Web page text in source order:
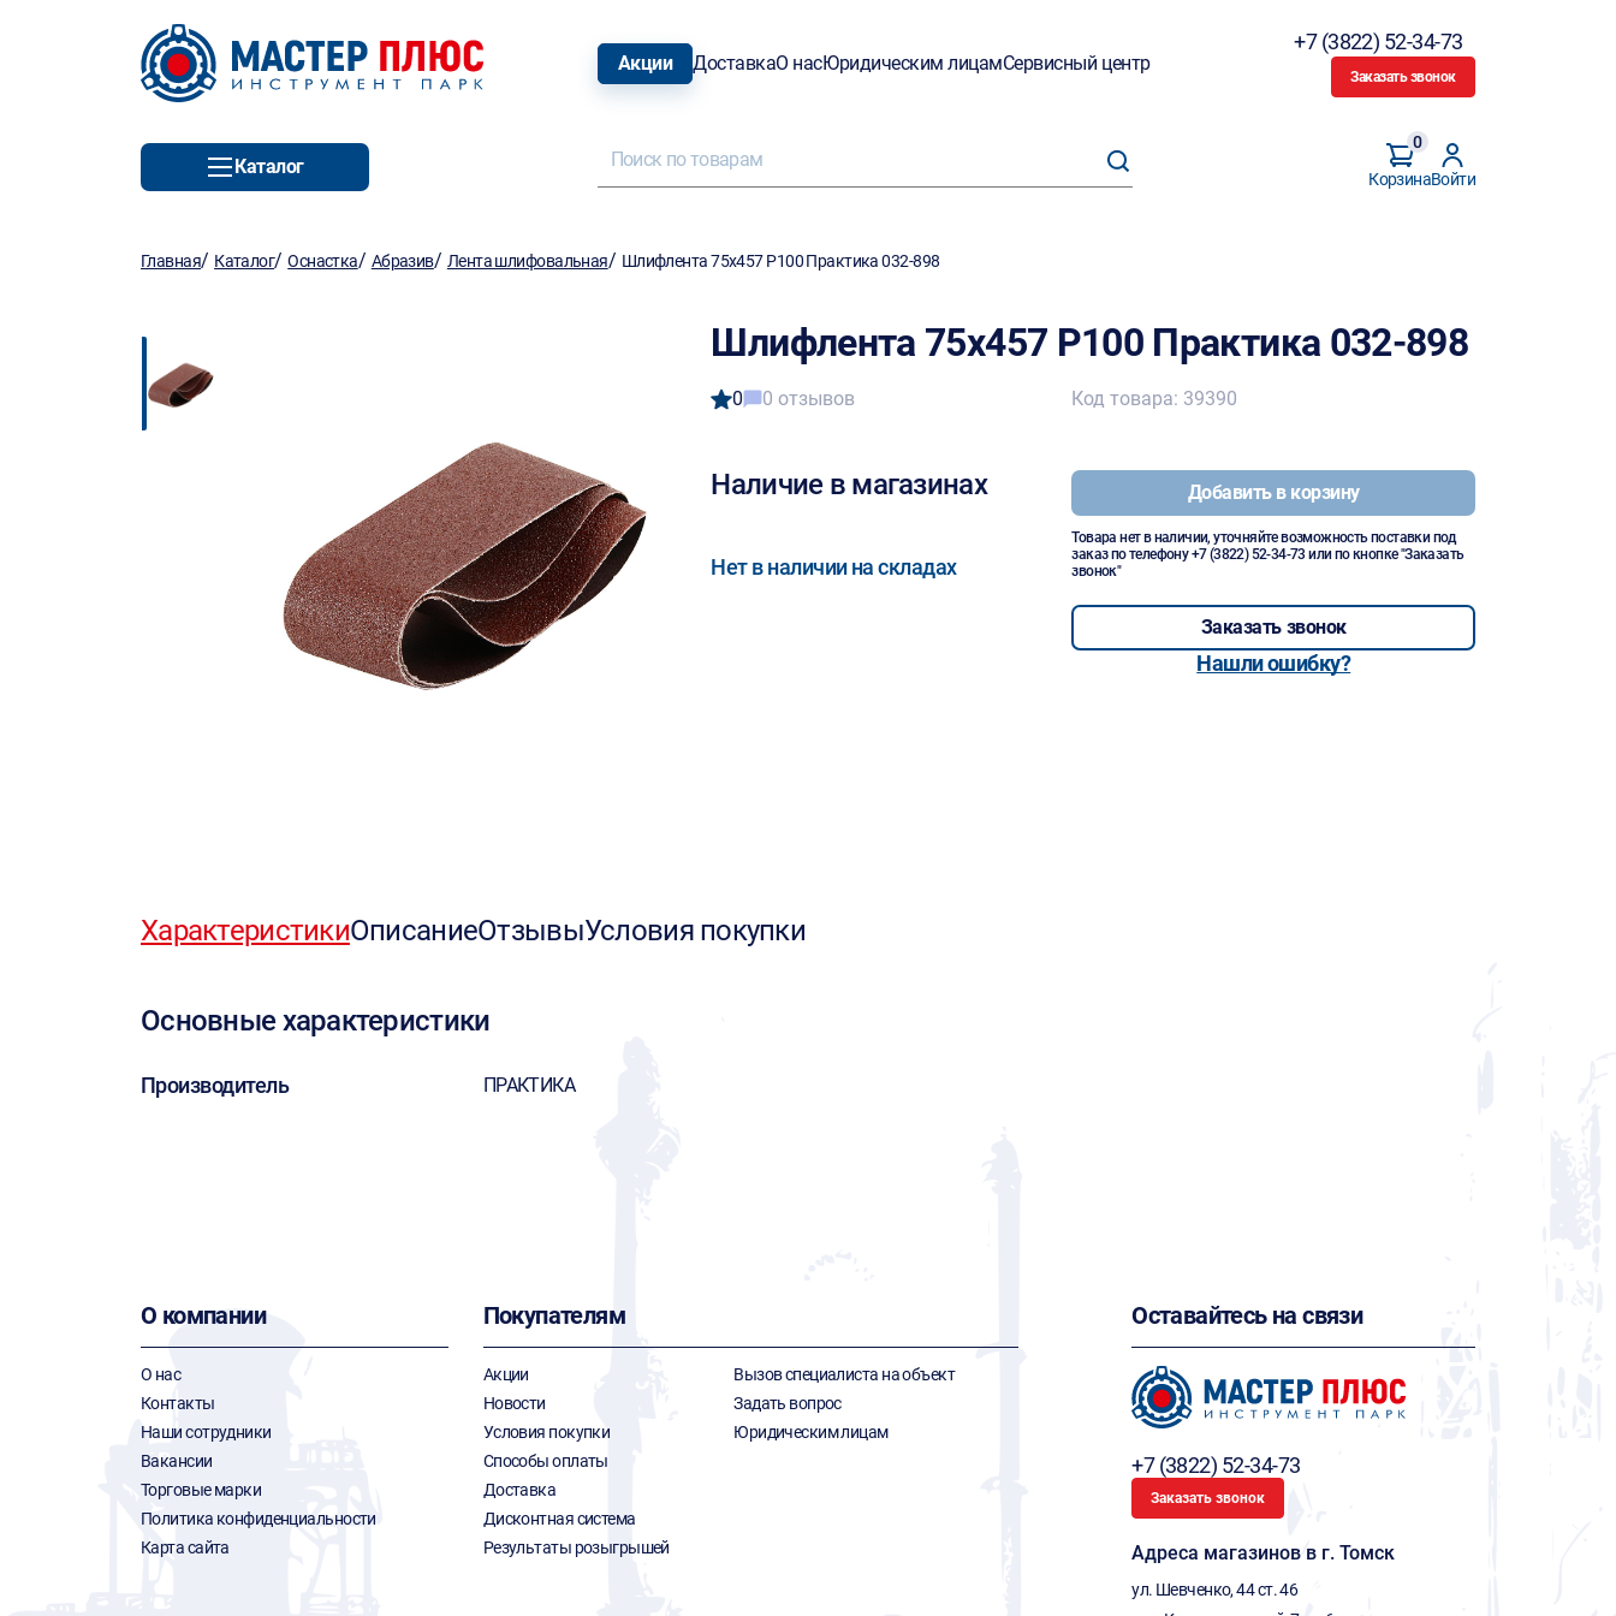
Акции ДоставкаО насЮридическим лицамСервисный центр
+7 (3822) 52-34-73
Заказать звонок
Каталог
Корзина
0
Войти
Главная/ Каталог/Оснастка/ Абразив/ Лента шлифовальная/ Шлифлента 75х457 Р100 Практика 032-898
Шлифлента 75х457 Р100 Практика 032-898
0 0 отзывов
Наличие в магазинах
Нет в наличии на складах
Код товара: 39390
Добавить в корзину
Товара нет в наличии, уточняйте возможность поставки под
заказ по телефону+7 (3822) 52-34-73 или по кнопке "Заказать
звонок"
Заказать звонок
Нашли ошибку?
ХарактеристикиОписаниеОтзывыУсловия покупки
Основные характеристики
Производитель ПРАКТИКА
О компании
О нас
Контакты
Наши сотрудники
Вакансии
Торговые марки
Политика конфиденциальности
Карта сайта
Покупателям
Акции
Новости
Условия покупки
Способы оплаты
Доставка
Дисконтная система
Результаты розыгрышей
Вызов специалиста на объект
Задать вопрос
Юридическим лицам
Оставайтесь на связи
+7 (3822) 52-34-73
Заказать звонок
Адреса магазинов в г. Томск
ул. Шевченко, 44 ст. 46